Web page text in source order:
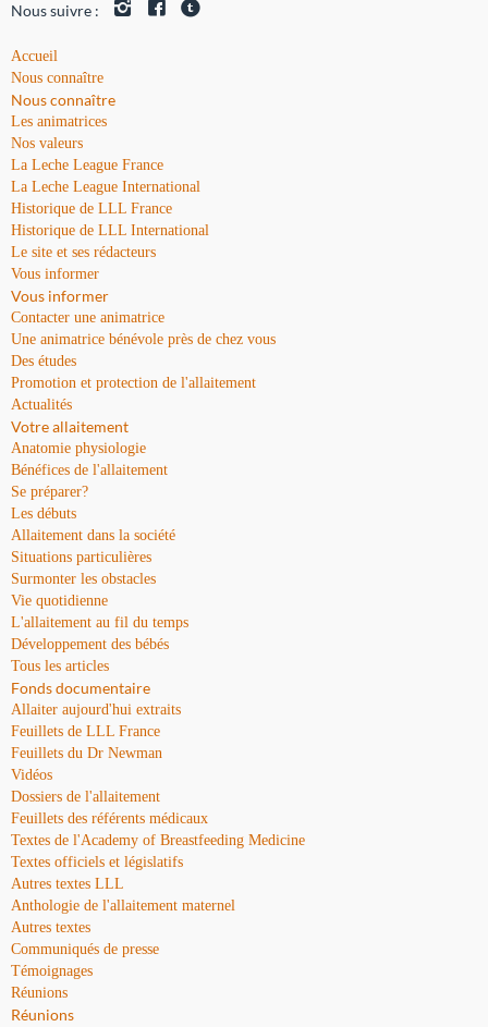
Nous suivre :
Accueil
Nous connaître
Nous connaître
Les animatrices
Nos valeurs
La Leche League France
La Leche League International
Historique de LLL France
Historique de LLL International
Le site et ses rédacteurs
Vous informer
Vous informer
Contacter une animatrice
Une animatrice bénévole près de chez vous
Des études
Promotion et protection de l'allaitement
Actualités
Votre allaitement
Anatomie physiologie
Bénéfices de l'allaitement
Se préparer?
Les débuts
Allaitement dans la société
Situations particulières
Surmonter les obstacles
Vie quotidienne
L'allaitement au fil du temps
Développement des bébés
Tous les articles
Fonds documentaire
Allaiter aujourd'hui extraits
Feuillets de LLL France
Feuillets du Dr Newman
Vidéos
Dossiers de l'allaitement
Feuillets des référents médicaux
Textes de l'Academy of Breastfeeding Medicine
Textes officiels et législatifs
Autres textes LLL
Anthologie de l'allaitement maternel
Autres textes
Communiqués de presse
Témoignages
Réunions
Réunions